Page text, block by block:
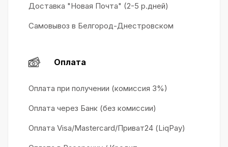
Доставка "Новая Почта" (2-5 р.дней)
Самовывоз в Белгород-Днестровском
Оплата
Оплата при получении (комиссия 3%)
Оплата через Банк (без комиссии)
Оплата Visa/Mastercard/Приват24 (LiqPay)